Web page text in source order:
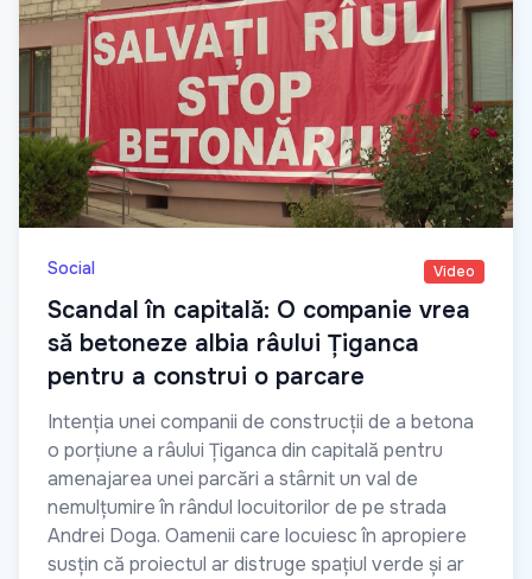
Social Video
Scandal în capitală: O companie vrea
să betoneze albia râului Țiganca
pentru a construi o parcare
Intenția unei companii de construcții de a betona
o porțiune a râului Țiganca din capitală pentru
amenajarea unei parcări a stârnit un val de
nemulțumire în rândul locuitorilor de pe strada
Andrei Doga. Oamenii care locuiesc în apropiere
susțin că proiectul ar distruge spațiul verde și ar